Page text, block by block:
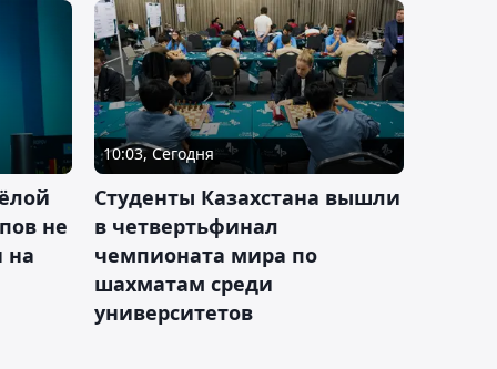
не
на
10:03, Сегодня
Студенты Казахстана вышли
в четвертьфинал
чемпионата мира по
шахматам среди
университетов